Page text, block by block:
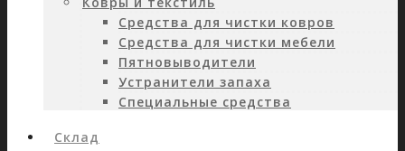
Средства для чистки ковров
Средства для чистки мебели
Пятновыводители
Устранители запаха
Специальные средства
Склад